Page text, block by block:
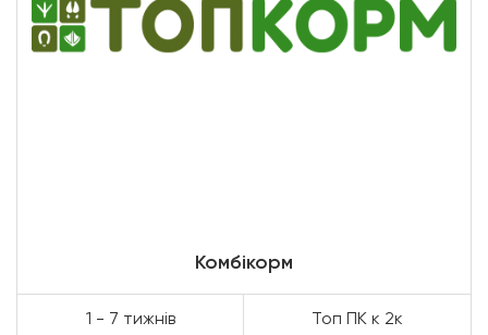
Комбікорм
1 - 7 тижнів Топ ПК к 2к